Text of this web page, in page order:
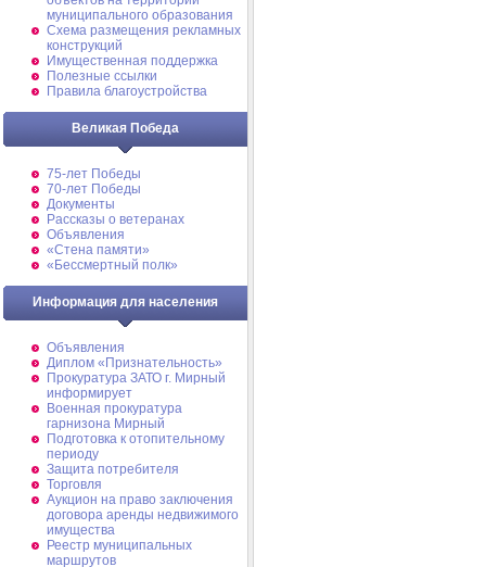
муниципального образования
Схема размещения рекламных
конструкций
Имущественная поддержка
Полезные ссылки
Правила благоустройства
Великая Победа
75-лет Победы
70-лет Победы
Документы
Рассказы о ветеранах
Объявления
«Стена памяти»
«Бессмертный полк»
Информация для населения
Объявления
Диплом «Признательность»
Прокуратура ЗАТО г. Мирный
информирует
Военная прокуратура
гарнизона Мирный
Подготовка к отопительному
периоду
Защита потребителя
Торговля
Аукцион на право заключения
договора аренды недвижимого
имущества
Реестр муниципальных
маршрутов